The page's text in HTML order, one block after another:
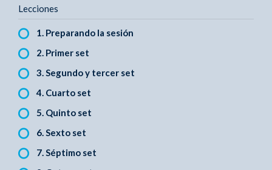
Lecciones
1. Preparando la sesión
2. Primer set
3. Segundo y tercer set
4. Cuarto set
5. Quinto set
6. Sexto set
7. Séptimo set